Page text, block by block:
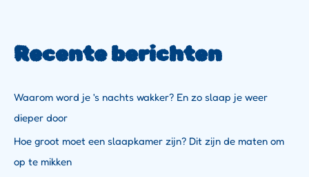
Recente berichten
Waarom word je 's nachts wakker? En zo slaap je weer
dieper door
Hoe groot moet een slaapkamer zijn? Dit zijn de maten om
op te mikken